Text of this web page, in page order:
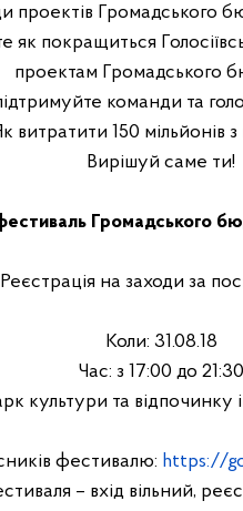
проектів Громадського
як покращиться
проектам Громадського
команди та
витратити 150 мільйонів
Вирішуй саме ти!
Громадського
Реєстрація на заходи за
Коли: 31.08.18
Час: з 17:00 до 21:30
культури та відпочинку
фестивалю: https://
– вхід вільний,